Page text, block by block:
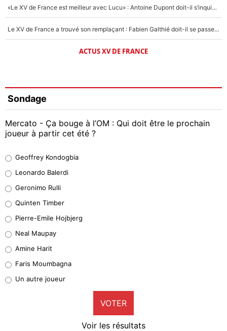
«Le XV de France est meilleur avec Lucu» : Antoine Dupont doit-il s’inquiéter pour sa place ?
Le XV de France a trouvé son remplaçant : Fabien Galthié doit-il se passer d'Antoine Dupont ?
ACTUS XV DE FRANCE
Sondage
Mercato - Ça bouge à l’OM : Qui doit être le prochain
joueur à partir cet été ?
38%
32%
5%
1%
9%
Geoffrey Kondogbia
Leonardo Balerdi
Geronimo Rulli
Quinten Timber
Pierre-Emile Hojbjerg
Neal Maupay
Amine Harit
Faris Moumbagna
Un autre joueur
VOTER
Voir les résultats